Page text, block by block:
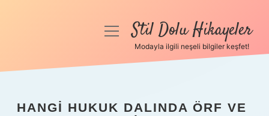
Anasayfa
menüyüStil Dolu Hikayeler
Modayla ilgili neşeli bilgiler keşfet!
HANGI HUKUK DALINDA ÖRF VE